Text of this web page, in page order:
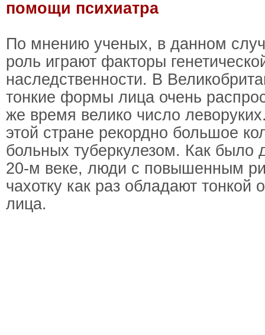
помощи психиатра
По мнению ученых, в данном
роль играют факторы
наследственности. В
тонкие формы лица очень
же время велико число
этой стране рекордно большое
больных туберкулезом. Как было
20-м веке, люди с повышенным
чахотку как раз обладают тонкой
лица.